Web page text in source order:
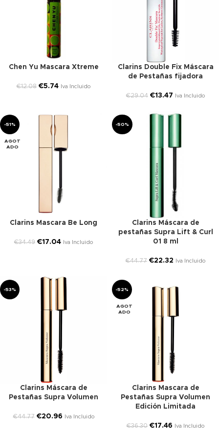
Chen Yu Mascara Xtreme
€12.08 €5.74 Iva Incluido
Clarins Double Fix Máscara
de Pestañas fijadora
€29.04 €13.47 Iva Incluido
-51%
AGOT
ADO
Clarins Mascara Be Long
€34.49 €17.04 Iva Incluido
-50%
Clarins Máscara de
pestañas Supra Lift & Curl
01 8 ml
€44.77 €22.32 Iva Incluido
-53%
Clarins Máscara de
Pestañas Supra Volumen
€44.77 €20.96 Iva Incluido
-52%
AGOT
ADO
Clarins Mascara de
Pestañas Supra Volumen
Edición Limitada
€36.30 €17.46 Iva Incluido